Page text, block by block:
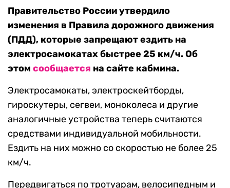
Правительство России утвердило
изменения в Правила дорожного движения
(ПДД), которые запрещают ездить на
электросамокатах быстрее 25 км/ч. Об
этом сообщается на сайте кабмина.
Электросамокаты, электроскейтборды,
гироскутеры, сегвеи, моноколеса и другие
аналогичные устройства теперь считаются
средствами индивидуальной мобильности.
Ездить на них можно со скоростью не более 25
км/ч.
Передвигаться по тротуарам, велосипедным и